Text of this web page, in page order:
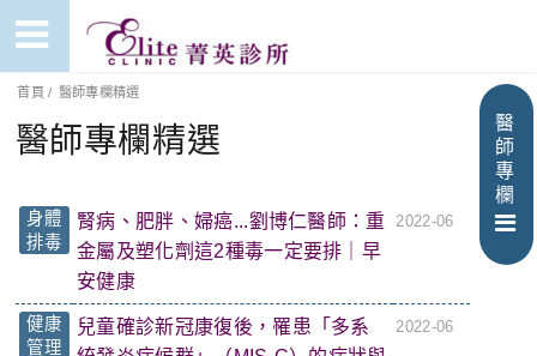
醫
師
專
欄
首頁 / 醫師專欄精選
醫師專欄精選
身體
排毒
腎病、肥胖、婦癌...劉博仁醫師：重
金屬及塑化劑這2種毒一定要排｜早
安健康
2022-06
健康
管理
兒童確診新冠康復後，罹患「多系
2022-06